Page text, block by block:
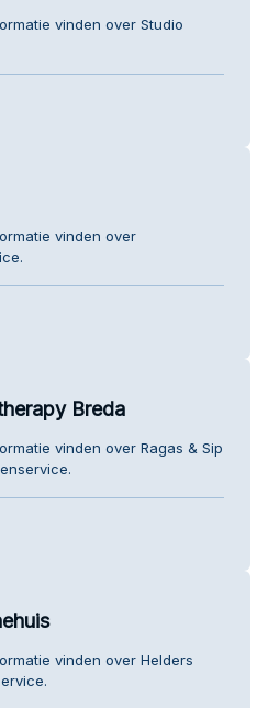
vinden over Studio
vinden over
Breda
vinden over Ragas & Sip
vinden over Helders